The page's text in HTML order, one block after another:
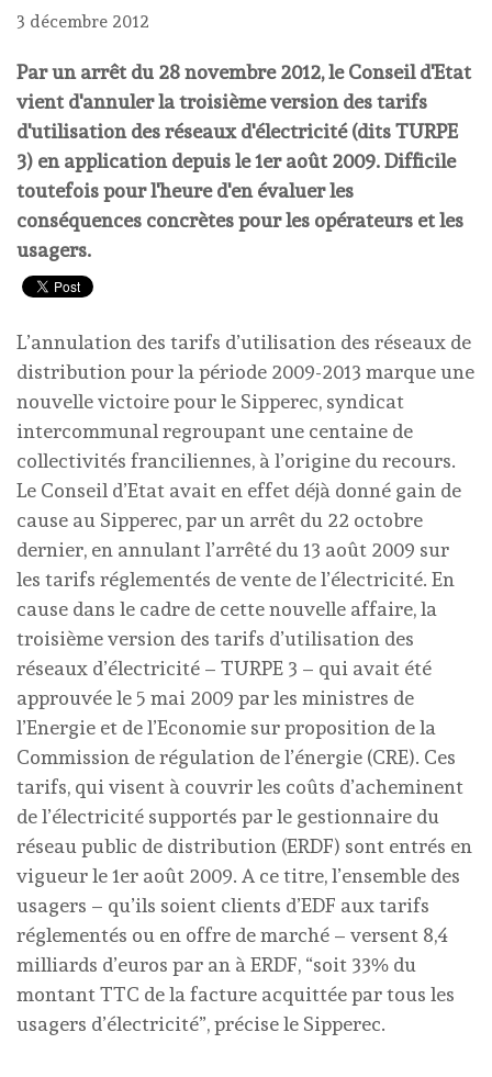
3 décembre 2012
Par un arrêt du 28 novembre 2012, le Conseil d'Etat
vient d'annuler la troisième version des tarifs
d'utilisation des réseaux d'électricité (dits TURPE
3) en application depuis le 1er août 2009. Difficile
toutefois pour l'heure d'en évaluer les
conséquences concrètes pour les opérateurs et les
usagers.
L’annulation des tarifs d’utilisation des réseaux de
distribution pour la période 2009-2013 marque une
nouvelle victoire pour le Sipperec, syndicat
intercommunal regroupant une centaine de
collectivités franciliennes, à l’origine du recours.
Le Conseil d’Etat avait en effet déjà donné gain de
cause au Sipperec, par un arrêt du 22 octobre
dernier, en annulant l’arrêté du 13 août 2009 sur
les tarifs réglementés de vente de l’électricité. En
cause dans le cadre de cette nouvelle affaire, la
troisième version des tarifs d’utilisation des
réseaux d’électricité – TURPE 3 – qui avait été
approuvée le 5 mai 2009 par les ministres de
l’Energie et de l’Economie sur proposition de la
Commission de régulation de l’énergie (CRE). Ces
tarifs, qui visent à couvrir les coûts d’acheminent
de l’électricité supportés par le gestionnaire du
réseau public de distribution (ERDF) sont entrés en
vigueur le 1er août 2009. A ce titre, l’ensemble des
usagers – qu’ils soient clients d’EDF aux tarifs
réglementés ou en offre de marché – versent 8,4
milliards d’euros par an à ERDF, “soit 33% du
montant TTC de la facture acquittée par tous les
usagers d’électricité”, précise le Sipperec.